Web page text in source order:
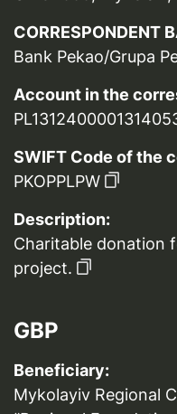
CORRESPONDENT
Bank Pekao/Grupa
Account in the
SWIFT Code of the
PKOPPLPW
Description:
Charitable donation
project.
GBP
Beneficiary:
Mykolayiv Regional